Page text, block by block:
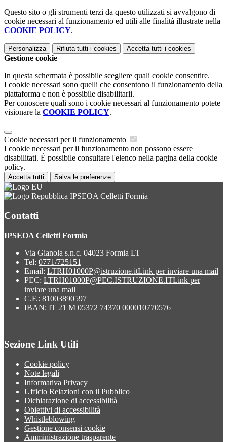
Questo sito o gli strumenti terzi da questo utilizzati si avvalgono di
cookie necessari al funzionamento ed utili alle finalità illustrate nella
COOKIE POLICY.
Personalizza Rifiuta tutti i cookies Accetta tutti i cookies
Gestione cookie
In questa schermata è possibile scegliere quali cookie consentire.
I cookie necessari sono quelli che consentono il funzionamento della
piattaforma e non è possibile disabilitarli.
Per conoscere quali sono i cookie necessari al funzionamento potete
visionare la COOKIE POLICY.
Cookie necessari per il funzionamento
I cookie necessari per il funzionamento non possono essere
disabilitati. È possibile consultare l'elenco nella pagina della cookie
policy.
Accetta tutti Salva le preferenze
IPSEOA Celletti Formia
Contatti
IPSEOA Celletti Formia
Via Gianola s.n.c. 04023 Formia LT
Tel: 0771/725151
Email: LTRH01000P@istruzione.itLink per inviare una mail
PEC: LTRH01000P@PEC.ISTRUZIONE.ITLink per
inviare una mail
C.F.: 81003890597
IBAN: IT 21 M 05372 74370 000010770576
Sezione Link Utili
Cookie policy
Note legali
Informativa Privacy
Ufficio Relazioni con il Pubblico
Dichiarazione di accessibilità
Obiettivi di accessibilità
Whistleblowing
Gestione consensi cookie
Amministrazione trasparente